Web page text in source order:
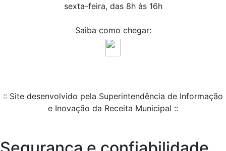
sexta-feira, das 8h às 16h
Saiba como chegar:
:: Site desenvolvido pela Superintendência de Informação
e Inovação da Receita Municipal ::